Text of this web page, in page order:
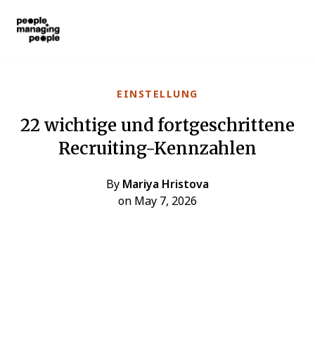
EINSTELLUNG
22 wichtige und fortgeschrittene
Recruiting-Kennzahlen
By Mariya Hristova
on May 7, 2026